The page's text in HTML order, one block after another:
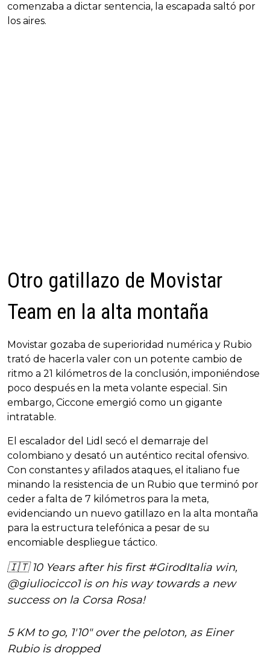
comenzaba a dictar sentencia, la escapada saltó por
los aires.
Otro gatillazo de Movistar
Team en la alta montaña
Movistar gozaba de superioridad numérica y Rubio
trató de hacerla valer con un potente cambio de
ritmo a 21 kilómetros de la conclusión, imponiéndose
poco después en la meta volante especial. Sin
embargo, Ciccone emergió como un gigante
intratable.
El escalador del Lidl secó el demarraje del
colombiano y desató un auténtico recital ofensivo.
Con constantes y afilados ataques, el italiano fue
minando la resistencia de un Rubio que terminó por
ceder a falta de 7 kilómetros para la meta,
evidenciando un nuevo gatillazo en la alta montaña
para la estructura telefónica a pesar de su
encomiable despliegue táctico.
🇮🇹 10 Years after his first#GirodItalia win,
@giuliocicco1is on his way towards a new
success on la Corsa Rosa!
5 KM to go, 1'10" over the peloton, as Einer
Rubio is dropped